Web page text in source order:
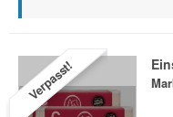
Verpasst!